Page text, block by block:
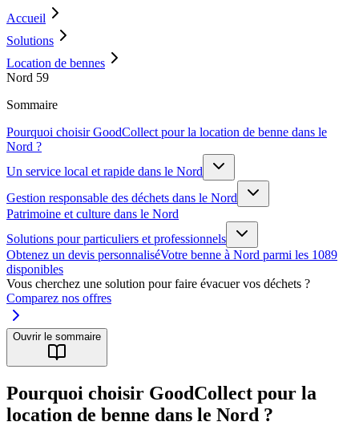
Accueil
Solutions
Location de bennes
Nord 59
Sommaire
Pourquoi choisir GoodCollect pour la location de benne dans le
Nord ?
Un service local et rapide dans le Nord
Gestion responsable des déchets dans le Nord
Patrimoine et culture dans le Nord
Solutions pour particuliers et professionnels
Obtenez un devis personnaliséVotre benne à Nord parmi les 1089
disponibles
Vous cherchez une solution pour faire évacuer vos déchets ?
Comparez nos offres
Ouvrir le sommaire
Pourquoi choisir GoodCollect pour la
location de benne dans le Nord ?